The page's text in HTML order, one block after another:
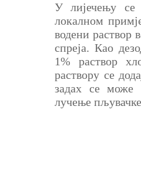
У лијечењу се
локалном
водени раствор
спреја. Као
1% раствор
раствору се
задах се може
лучење